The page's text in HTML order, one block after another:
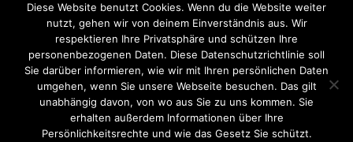
FF-Zeltingen-Rachtig-Gruppe
H-2 PERSON IN ZWANGSLAGE H-3 HÖHEN-, TIEFENRETTUNG
Startseite Einsätze Mitglied werden Über uns
Diese Website benutzt Cookies. Wenn du die Website weiter
nutzt, gehen wir von deinem Einverständnis aus. Wir
respektieren Ihre Privatsphäre und schützen Ihre
personenbezogenen Daten. Diese Datenschutzrichtlinie soll
Sie darüber informieren, wie wir mit Ihren persönlichen Daten
umgehen, wenn Sie unsere Webseite besuchen. Das gilt
unabhängig davon, von wo aus Sie zu uns kommen. Sie
erhalten außerdem Informationen über Ihre
Persönlichkeitsrechte und wie das Gesetz Sie schützt.